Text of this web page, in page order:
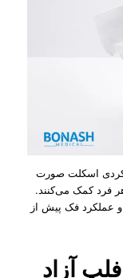
اسکلت صورت
فرد کمک می‌کنند.
عملکرد فک پیش از
آزاد